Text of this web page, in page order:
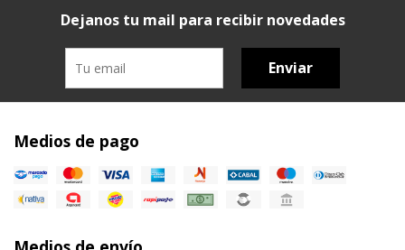
Dejanos tu mail para recibir novedades
Enviar
Medios de pago